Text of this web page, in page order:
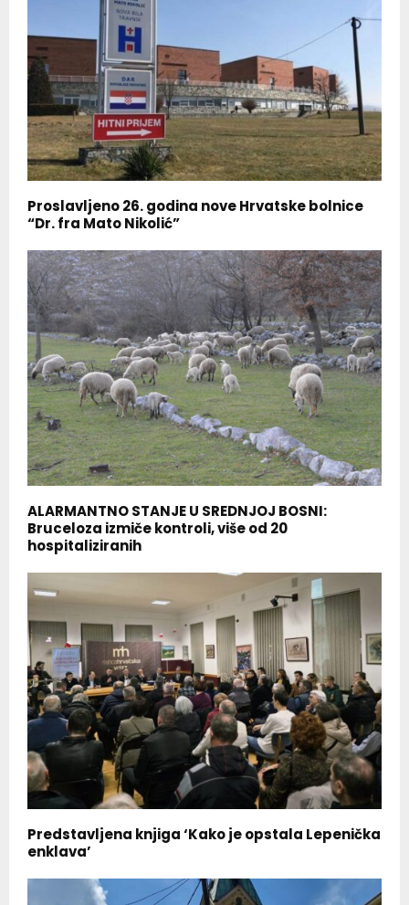
Proslavljeno 26. godina nove Hrvatske bolnice
“Dr. fra Mato Nikolić”
ALARMANTNO STANJE U SREDNJOJ BOSNI:
Bruceloza izmiče kontroli, više od 20
hospitaliziranih
Predstavljena knjiga ‘Kako je opstala Lepenička
enklava’